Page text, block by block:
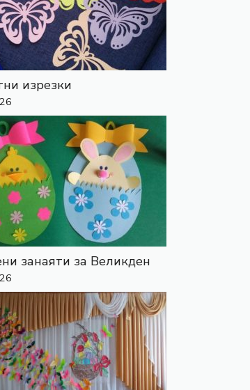
изрезки
занаяти за Великден